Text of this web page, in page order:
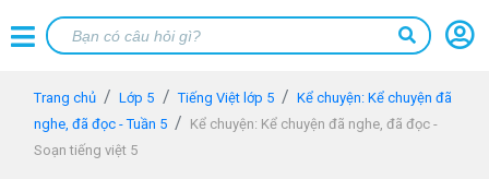
Trang chủ Lớp 5 Tiếng Việt lớp 5
Kể chuyện: Kể chuyện đã
nghe, đã đọc - Tuần 5
Kể chuyện: Kể chuyện đã nghe, đã đọc -
Soạn tiếng việt 5